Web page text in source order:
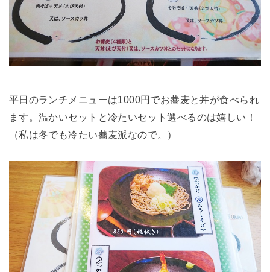
平日のランチメニューは1000円でお蕎麦と丼が食べられ
ます。温かいセットと冷たいセット選べるのは嬉しい！
（私は冬でも冷たい蕎麦派なので。）